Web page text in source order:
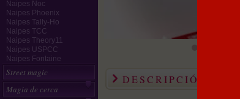
Naipes Noc
Naipes Phoenix
Naipes Tally-Ho
Naipes TCC
Naipes Theory11
Naipes USPCC
Naipes Fontaine
Street magic
Magia de cerca
DESCRIPCIÓN